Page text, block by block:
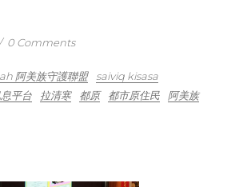
0 Comments
阿美族守護聯盟
saiviq kisasa
平台
拉清寒 都原 都市原住民 阿美族